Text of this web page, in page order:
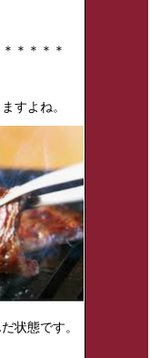
＊＊＊＊
すよね。
状態です。